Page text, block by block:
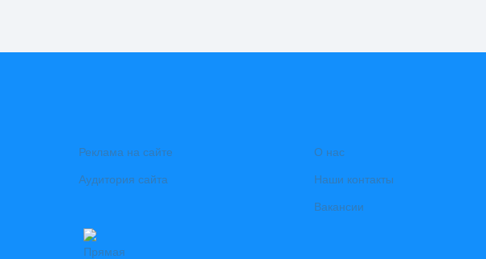
Реклама на сайте
Аудитория сайта
О нас
Наши контакты
Вакансии